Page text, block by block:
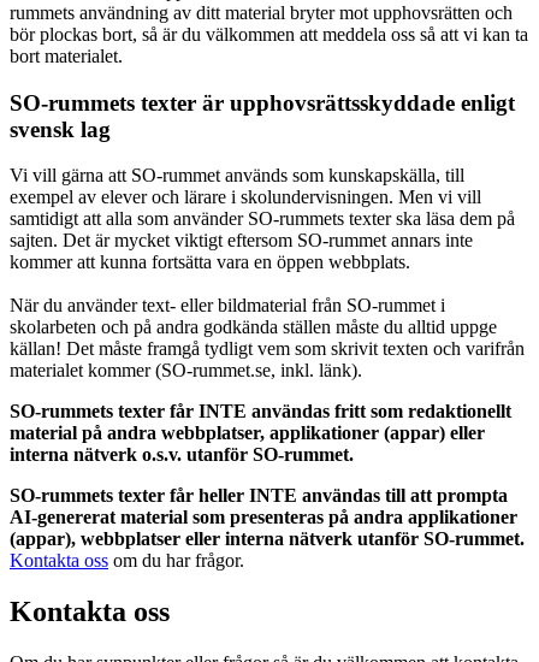
rummets användning av ditt material bryter mot upphovsrätten och
bör plockas bort, så är du välkommen att meddela oss så att vi kan ta
bort materialet.
SO-rummets texter är upphovsrättsskyddade enligt
svensk lag
Vi vill gärna att SO-rummet används som kunskapskälla, till
exempel av elever och lärare i skolundervisningen. Men vi vill
samtidigt att alla som använder SO-rummets texter ska läsa dem på
sajten. Det är mycket viktigt eftersom SO-rummet annars inte
kommer att kunna fortsätta vara en öppen webbplats.
När du använder text- eller bildmaterial från SO-rummet i
skolarbeten och på andra godkända ställen måste du alltid uppge
källan! Det måste framgå tydligt vem som skrivit texten och varifrån
materialet kommer (SO-rummet.se, inkl. länk).
SO-rummets texter får INTE användas fritt som redaktionellt
material på andra webbplatser, applikationer (appar) eller
interna nätverk o.s.v. utanför SO-rummet.
SO-rummets texter får heller INTE användas till att prompta
AI-genererat material som presenteras på andra applikationer
(appar), webbplatser eller interna nätverk utanför SO-rummet.
Kontakta oss om du har frågor.
Kontakta oss